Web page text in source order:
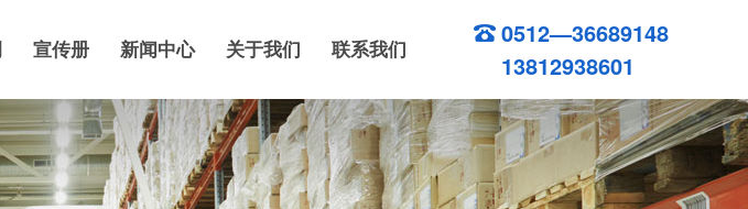
宣传册 新闻中心 关于我们 联系我们
0512—36689148
13812938601